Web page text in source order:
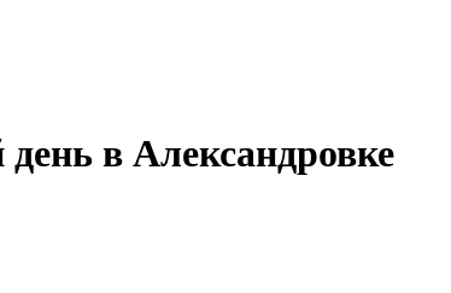
в Александровке